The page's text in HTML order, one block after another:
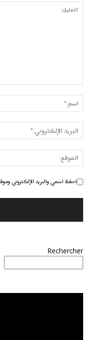
احفظ اسمي والبريد الإلكتروني
Rechercher